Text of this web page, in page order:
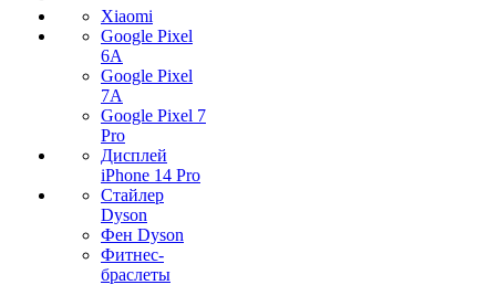
Xiaomi
Google Pixel
6A
Google Pixel
7А
Google Pixel 7
Pro
Дисплей
iPhone 14 Pro
Стайлер
Dyson
Фен Dyson
Фитнес-
браслеты